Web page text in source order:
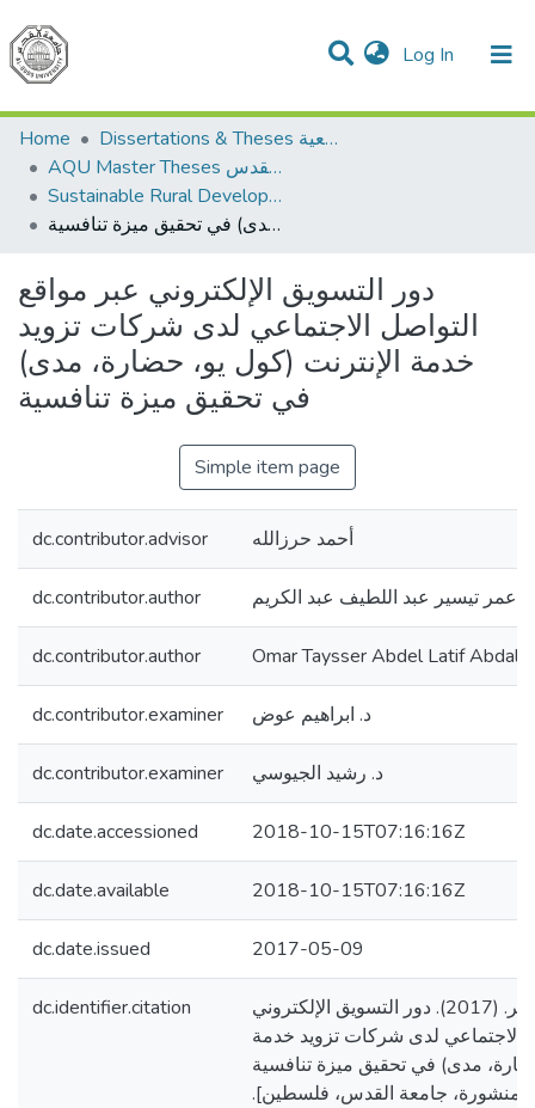
Log In (current)
Communities & Collections
All of DSpace
Home
Dissertations & Theses الرسائل الجامعية
AQU Master Theses الرسائل الجامعية الخاصة بجامعة القدس
Sustainable Rural Development التنمية الريفية المستدامة
دور التسويق الإلكتروني عبر مواقع التواصل الاجتماعي لدى شركات تزويد خدمة الإنترنت (كول يو، حضارة، مدى) في تحقيق ميزة تنافسية
دور التسويق الإلكتروني عبر مواقع
التواصل الاجتماعي لدى شركات تزويد
خدمة الإنترنت (كول يو، حضارة، مدى)
في تحقيق ميزة تنافسية
Simple item page
dc.contributor.advisor أحمد حرزالله
dc.contributor.author عمر تيسير عبد اللطيف عبد الكريم
dc.contributor.author Omar Taysser Abdel Latif
dc.contributor.examiner د. ابراهيم عوض
dc.contributor.examiner د. رشيد الجيوسي
dc.date.accessioned 2018-10-15T07:16:16Z
dc.date.available 2018-10-15T07:16:16Z
dc.date.issued 2017-05-09
dc.identifier.citation
عبد الكريم، عمر تيسير. (2017). دور التسويق الإلكتروني
الاجتماعي لدى شركات تزويد خدمة
مدى) في تحقيق ميزة تنافسية
منشورة، جامعة القدس، فلسطين].